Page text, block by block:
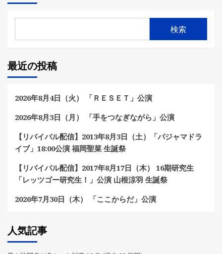
検索
最近の投稿
2026年8月4日（火） 「ＲＥＳＥＴ」公演
2026年8月3日（月） 「手をつなぎながら」公演
【リバイバル配信】2013年8月3日（土）「パジャマドラ
イブ」18:00公演 福岡聖菜 生誕祭
【リバイバル配信】2017年8月17日（木） 16期研究生
「レッツゴー研究生！」公演 山根涼羽 生誕祭
2026年7月30日（木） 「ここからだ」公演
人気記事